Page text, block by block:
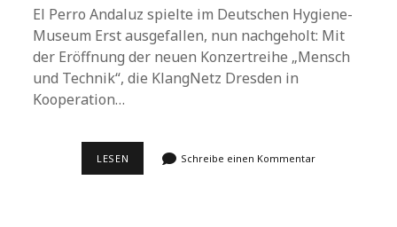
El Perro Andaluz spielte im Deutschen Hygiene-
Museum Erst ausgefallen, nun nachgeholt: Mit
der Eröffnung der neuen Konzertreihe „Mensch
und Technik“, die KlangNetz Dresden in
Kooperation…
LESEN COUNTDOWNSchreibe einen Kommentar